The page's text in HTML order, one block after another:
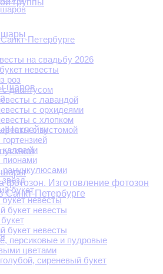
Петербурге
на свадьбу 2026
невесты
роз
диантусом
с лавандой
с орхидеями
с хлопком
с эустомой
каллами
пионами
ранункулюсами
букет
невесты
букет невесты
букет невесты
персиковые и пудровые
цветами
сиреневый букет
шары
шаров
шары
фотозон. Изготовление фотозон
Санкт-Петербурге